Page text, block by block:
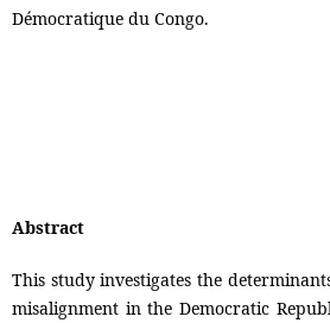
Démocratique du Congo.
Abstract
This study investigates the
misalignment in the Democratic